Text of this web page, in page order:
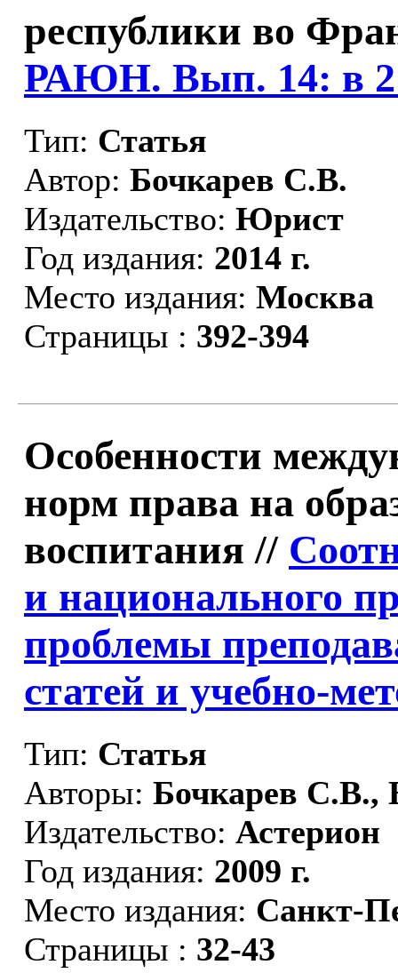
республики во
РАЮН. Вып. 14: в 2
Тип: Статья
Автор: Бочкарев С.В.
Издательство: Юрист
Год издания: 2014 г.
Место издания: Москва
Страницы : 392-394
Особенности
норм права на
воспитания //
и национального
проблемы
статей и учебно-
Тип: Статья
Авторы: Бочкарев С.В.,
Издательство: Астерион
Год издания: 2009 г.
Место издания: Санкт-
Страницы : 32-43